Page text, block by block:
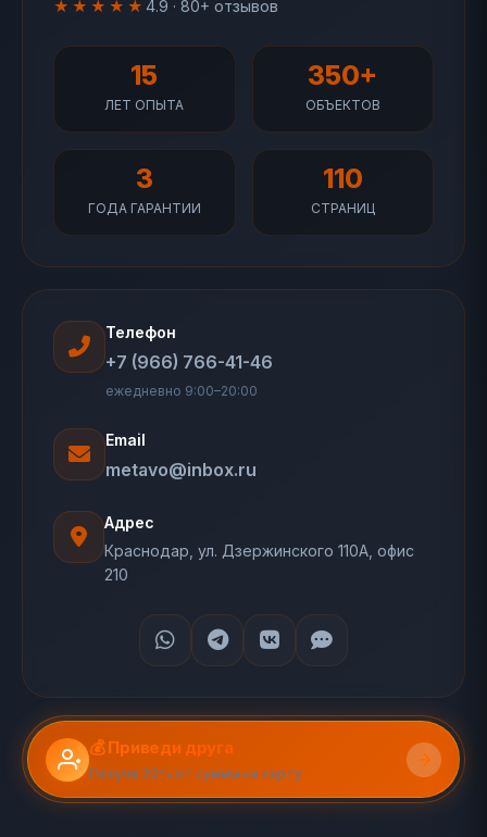
★★★★★ 4.9 · 80+ отзывов
15
ЛЕТ ОПЫТА
350+
ОБЪЕКТОВ
3
ГОДА ГАРАНТИИ
110
СТРАНИЦ
Телефон
+7 (966) 766-41-46
ежедневно 9:00–20:00
Email
metavo@inbox.ru
Адрес
Краснодар, ул. Дзержинского 110А, офис
210
💰 Приведи друга
Получи 20% от суммы на карту